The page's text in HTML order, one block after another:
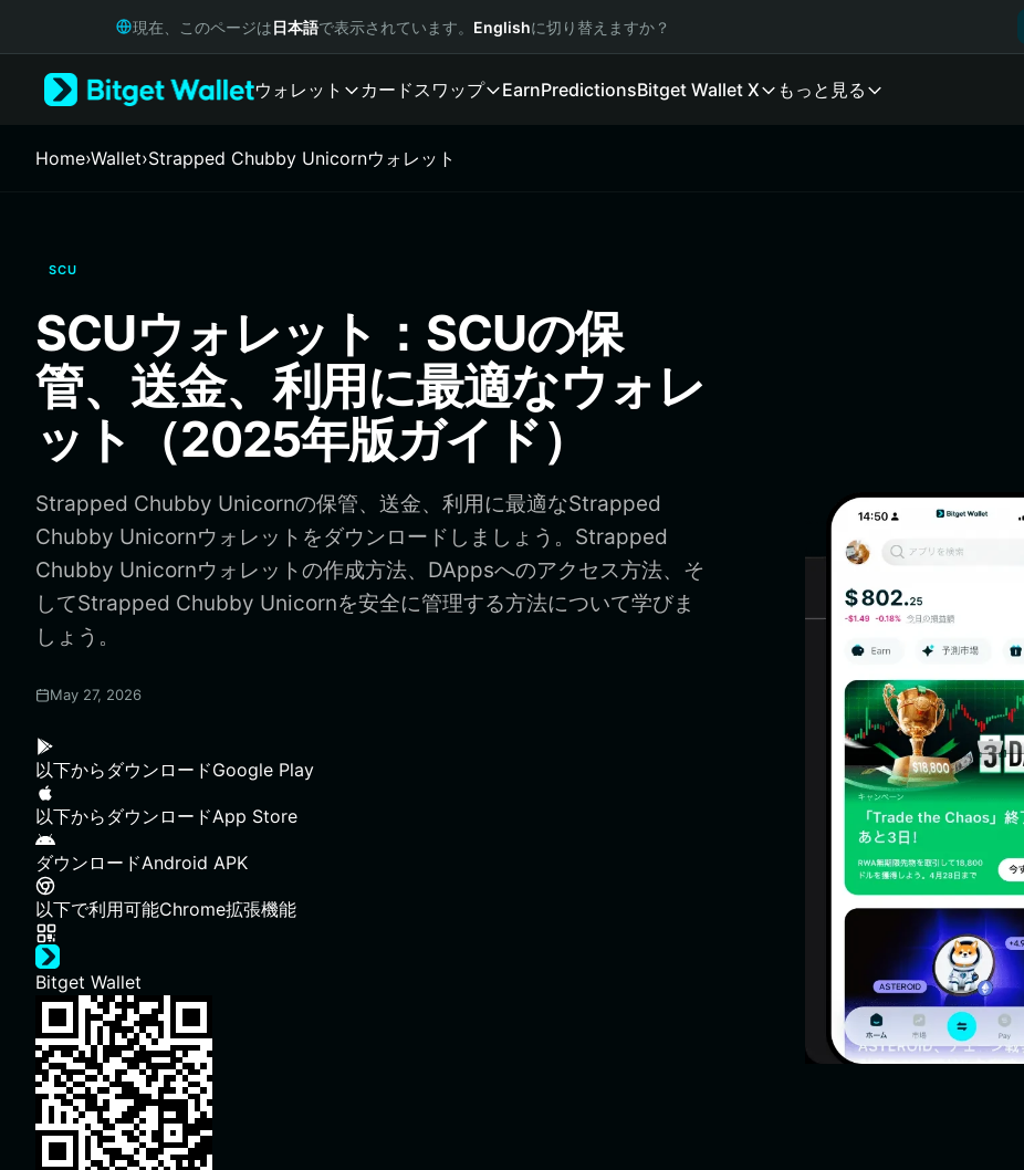
Русский
Italiano
繁體中文
Bahasa Indonesia
ภาษาไทย
Español
Português (Brasil)
Español (Argentina)
現在、このページは日本語で表示されています。 Englishに切り替えますか？
ウォレット カードスワップ EarnPredictionsBitget Wallet X もっと見る
Home›Wallet›Strapped Chubby Unicornウォレット
SCU
SCUウォレット：SCUの保
管、送金、利用に最適なウォレ
ット（2025年版ガイド）
Strapped Chubby Unicornの保管、送金、利用に最適なStrapped
Chubby Unicornウォレットをダウンロードしましょう。Strapped
Chubby Unicornウォレットの作成方法、DAppsへのアクセス方法、そ
してStrapped Chubby Unicornを安全に管理する方法について学びま
しょう。
May 27, 2026
以下からダウンロードGoogle Play
以下からダウンロードApp Store
ダウンロードAndroid APK
以下で利用可能Chrome拡張機能
Bitget Wallet